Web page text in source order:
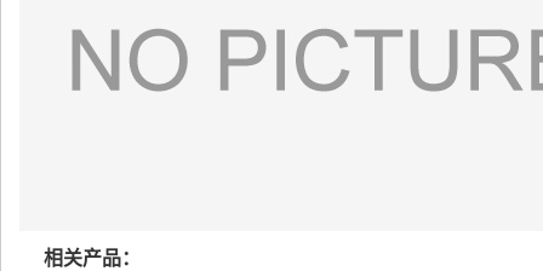
相关产品：